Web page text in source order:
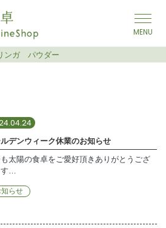
ション
ウダー
ンガ パウダー
デンウィーク休業のお知らせ
太陽の食卓をご愛好頂きありがとうござ
す…
知らせ